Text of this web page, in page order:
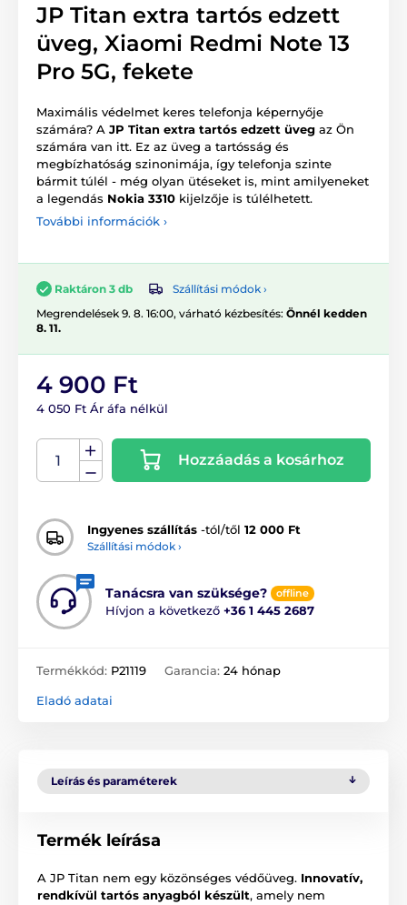
JP Titan extra tartós edzett
üveg, Xiaomi Redmi Note 13
Pro 5G, fekete
Maximális védelmet keres telefonja képernyője
számára? A JP Titan extra tartós edzett üveg az Ön
számára van itt. Ez az üveg a tartósság és
megbízhatóság szinonimája, így telefonja szinte
bármit túlél - még olyan ütéseket is, mint amilyeneket
a legendás Nokia 3310 kijelzője is túlélhetett.
További információk ›
Raktáron 3 db
Szállítási módok ›
Megrendelések 9. 8. 16:00, várható kézbesítés: Önnél kedden
8. 11.
4 900 Ft
4 050 Ft Ár áfa nélkül
Hozzáadás a kosárhoz
Ingyenes szállítás -tól/től 12 000 Ft
Szállítási módok ›
Tanácsra van szüksége? offline
Hívjon a következő +36 1 445 2687
Termékkód: P21119 Garancia: 24 hónap
Eladó adatai
Leírás és paraméterek
Termék leírása
A JP Titan nem egy közönséges védőüveg. Innovatív,
rendkívül tartós anyagból készült, amely nem